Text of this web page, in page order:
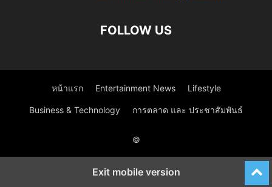
FOLLOW US
หน้าแรก Entertainment News Lifestyle
Business & Technology การตลาด และ ประชาสัมพันธ์
©
Exit mobile version